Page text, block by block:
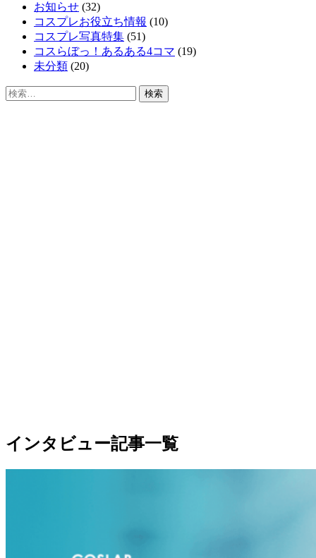
お知らせ (32)
コスプレお役立ち情報 (10)
コスプレ写真特集 (51)
コスらぼっ！あるある4コマ (19)
未分類 (20)
検
インタビュー記事一覧